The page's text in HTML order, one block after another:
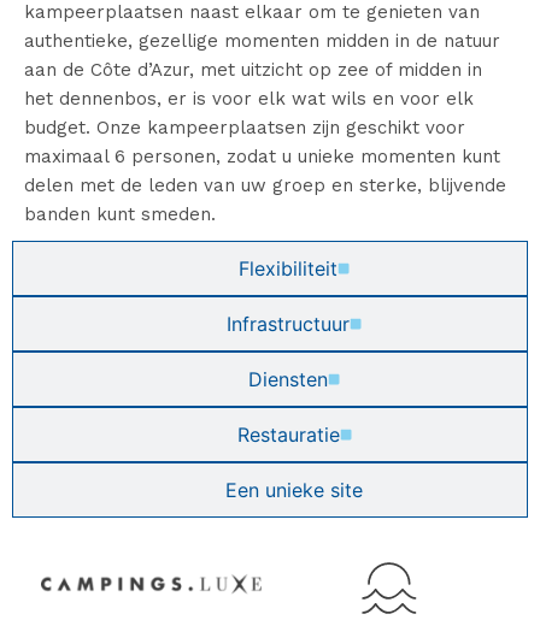
kampeerplaatsen naast elkaar om te genieten van
authentieke, gezellige momenten midden in de natuur
aan de Côte d’Azur, met uitzicht op zee of midden in
het dennenbos, er is voor elk wat wils en voor elk
budget. Onze kampeerplaatsen zijn geschikt voor
maximaal 6 personen, zodat u unieke momenten kunt
delen met de leden van uw groep en sterke, blijvende
banden kunt smeden.
Flexibiliteit
Infrastructuur
Diensten
Restauratie
Een unieke site